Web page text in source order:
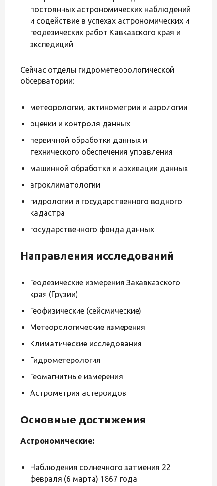
постоянных астрономических наблюдений
и содействие в успехах астрономических и
геодезических работ Кавказского края и
экспедиций
Сейчас отделы гидрометеорологической
обсерватории:
метеорологии, актинометрии и аэрологии
оценки и контроля данных
первичной обработки данных и
технического обеспечения управления
машинной обработки и архивации данных
агроклиматологии
гидрологии и государственного водного
кадастра
государственного фонда данных
Направления исследований
Геодезические измерения Закавказского
края (Грузии)
Геофизические (сейсмические)
Метеорологические измерения
Климатические исследования
Гидрометерология
Геомагнитные измерения
Астрометрия астероидов
Основные достижения
Астрономические:
Наблюдения солнечного затмения 22
февраля (6 марта) 1867 года